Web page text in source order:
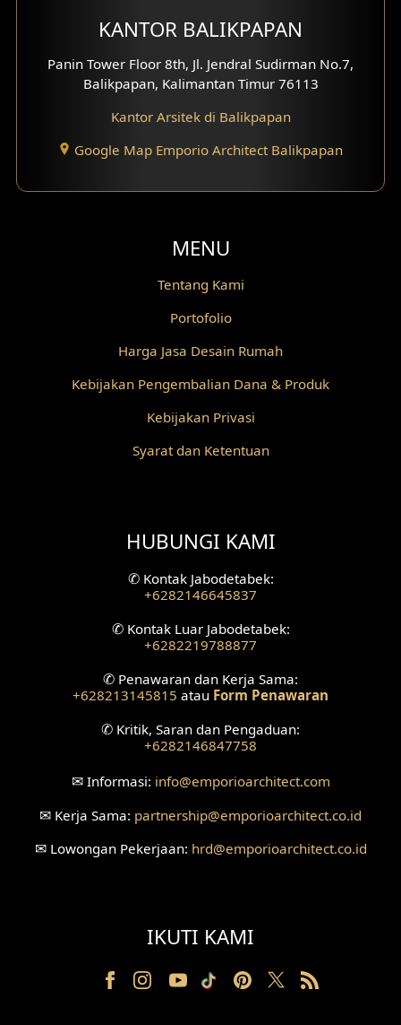
Desain Wallpanel
Desain Partisi
Desain Fasad Depan
Desain Fasad Belakang
Desain Ruang Studio Musik
Fasad Rumah American Style
Desain Interior Villa
Desain Ruang Perawatan
Desain Ruang Konsultasi
Desain Ruang Receptionist
Desain Eksterior Klinik
Desain Mushola
Desain Taman
Desain Area Santai
KANTOR BALIKPAPAN
Panin Tower Floor 8th, Jl. Jendral Sudirman No.7,
Balikpapan, Kalimantan Timur 76113
Kantor Arsitek di Balikpapan
Google Map Emporio Architect Balikpapan
MENU
Tentang Kami
Portofolio
Harga Jasa Desain Rumah
Kebijakan Pengembalian Dana & Produk
Kebijakan Privasi
Syarat dan Ketentuan
HUBUNGI KAMI
✆Kontak Jabodetabek:
+6282146645837
✆Kontak Luar Jabodetabek:
+6282219788877
✆ Penawaran dan Kerja Sama:
+628213145815 atau Form Penawaran
✆ Kritik, Saran dan Pengaduan:
+6282146847758
✉Informasi: info@emporioarchitect.com
✉ Kerja Sama: partnership@emporioarchitect.co.id
✉Lowongan Pekerjaan: hrd@emporioarchitect.co.id
IKUTI KAMI